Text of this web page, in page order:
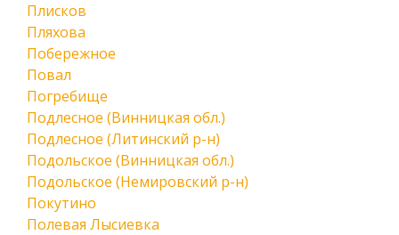
Плисков
Пляхова
Побережное
Повал
Погребище
Подлесное (Винницкая обл.)
Подлесное (Литинский р-н)
Подольское (Винницкая обл.)
Подольское (Немировский р-н)
Покутино
Полевая Лысиевка